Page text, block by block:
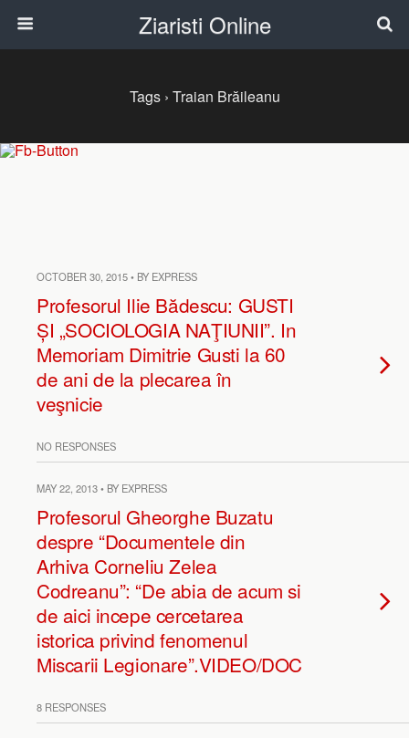
Ziaristi Online
Tags › Traian Brăileanu
OCTOBER 30, 2015 • BY EXPRESS
Profesorul Ilie Bădescu: GUSTI
ȘI „SOCIOLOGIA NAŢIUNII”. In
Memoriam Dimitrie Gusti la 60
de ani de la plecarea în
veşnicie
NO RESPONSES
MAY 22, 2013 • BY EXPRESS
Profesorul Gheorghe Buzatu
despre “Documentele din
Arhiva Corneliu Zelea
Codreanu”: “De abia de acum si
de aici incepe cercetarea
istorica privind fenomenul
Miscarii Legionare”.VIDEO/DOC
8 RESPONSES